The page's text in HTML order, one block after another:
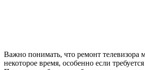
Важно понимать, что ремонт телевизора
некоторое время, особенно если